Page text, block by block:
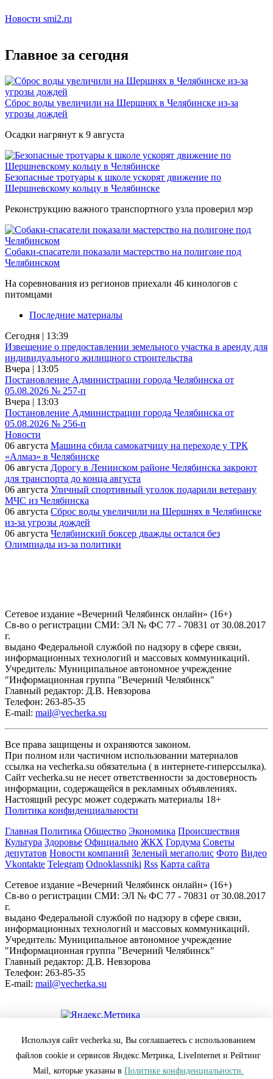
Новости smi2.ru
Главное за сегодня
Сброс воды увеличили на Шершнях в Челябинске из-за
угрозы дождей
Осадки нагрянут к 9 августа
Безопасные тротуары к школе ускорят движение по
Шершневскому кольцу в Челябинске
Реконструкцию важного транспортного узла проверил мэр
Собаки-спасатели показали мастерство на полигоне под
Челябинском
На соревнования из регионов приехали 46 кинологов с
питомцами
Последние материалы
Сегодня | 13:39
Извещение о предоставлении земельного участка в аренду для
индивидуального жилищного строительства
Вчера | 13:05
Постановление Администрации города Челябинска от
05.08.2026 № 257-п
Вчера | 13:03
Постановление Администрации города Челябинска от
05.08.2026 № 256-п
Новости
06 августа Машина сбила самокатчицу на переходе у ТРК
«Алмаз» в Челябинске
06 августа Дорогу в Ленинском районе Челябинска закроют
для транспорта до конца августа
06 августа Уличный спортивный уголок подарили ветерану
МЧС из Челябинска
06 августа Сброс воды увеличили на Шершнях в Челябинске
из-за угрозы дождей
06 августа Челябинский боксер дважды остался без
Олимпиады из-за политики
Сетевое издание «Вечерний Челябинск онлайн» (16+)
Cв-во о регистрации СМИ: ЭЛ № ФС 77 - 70831 от 30.08.2017
г.
выдано Федеральной службой по надзору в сфере связи,
информационных технологий и массовых коммуникаций.
Учредитель: Муниципальное автономное учреждение
"Информационная группа "Вечерний Челябинск"
Главный редактор: Д.В. Невзорова
Телефон: 263-85-35
E-mail: mail@vecherka.su
Все права защищены и охраняются законом.
При полном или частичном использовании материалов
ссылка на vecherka.su обязательна ( в интернете-гиперссылка).
Сайт vecherka.su не несет ответственности за достоверность
информации, содержащейся в рекламных объявлениях.
Настоящий ресурс может содержать материалы 18+
Политика конфиденциальности
Главная Политика Общество Экономика Происшествия
Культура Здоровье Официально ЖКХ Гордума Советы
депутатов Новости компаний Зеленый мегаполис Фото Видео
Vkontakte Telegram Odnoklassniki Rss Карта сайта
Сетевое издание «Вечерний Челябинск онлайн» (16+)
Cв-во о регистрации СМИ: ЭЛ № ФС 77 - 70831 от 30.08.2017
г.
выдано Федеральной службой по надзору в сфере связи,
информационных технологий и массовых коммуникаций.
Учредитель: Муниципальное автономное учреждение
"Информационная группа "Вечерний Челябинск"
Главный редактор: Д.В. Невзорова
Телефон: 263-85-35
E-mail: mail@vecherka.su
Все права защищены и охраняются законом.
При полном или частичном использовании материалов
ссылка на vecherka.su обязательна ( в интернете-гиперссылка).
Используя сайт vecherka.su, Вы соглашаетесь с использованием
файлов cookie и сервисов Яндекс.Метрика, LiveInternet и Рейтинг
Mail, которые указаны вПолитике конфиденциальности.